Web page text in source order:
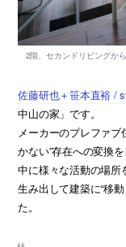
佐藤研也＋笹本直裕 /
中山の家」です。
メーカーのプレファブ
かない”存在への変換
中に様々な活動の場所
生み出して建築に“移
た。